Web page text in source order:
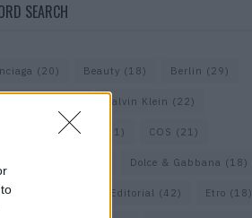
SEARCH
(20) Beauty (18) Berlin (29)
Calvin Klein (22)
Chanel (71) COS (21)
Dolce & Gabbana (18)
van Noten Editorial (42) Etro (18)